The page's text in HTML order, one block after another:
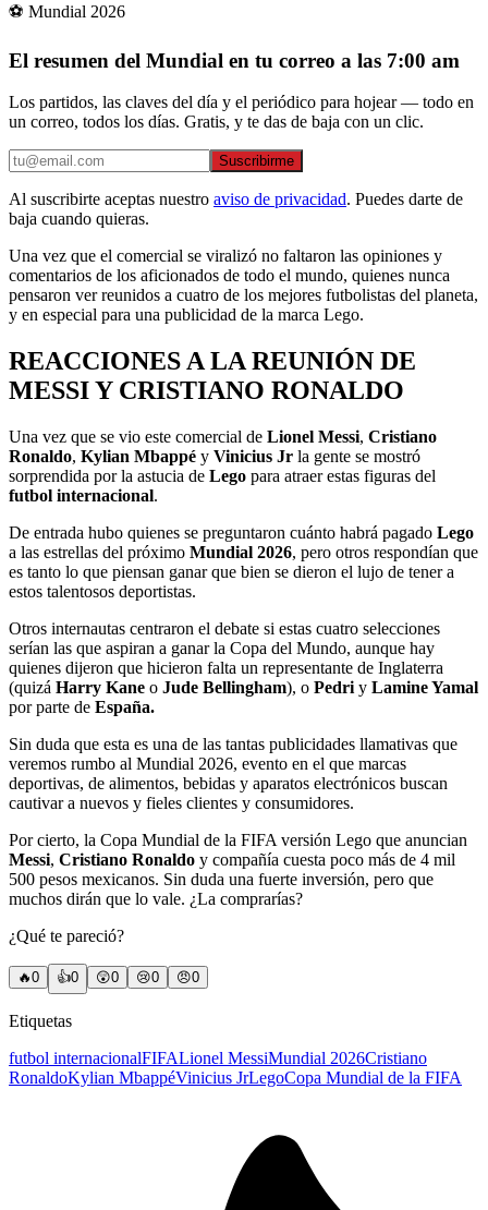
⚽ Mundial 2026
El resumen del Mundial en tu correo a las 7:00 am
Los partidos, las claves del día y el periódico para hojear — todo en
un correo, todos los días. Gratis, y te das de baja con un clic.
Suscribirme
Al suscribirte aceptas nuestro aviso de privacidad. Puedes darte de
baja cuando quieras.
Una vez que el comercial se viralizó no faltaron las opiniones y
comentarios de los aficionados de todo el mundo, quienes nunca
pensaron ver reunidos a cuatro de los mejores futbolistas del planeta,
y en especial para una publicidad de la marca Lego.
REACCIONES A LA REUNIÓN DE
MESSI Y CRISTIANO RONALDO
Una vez que se vio este comercial de Lionel Messi, Cristiano
Ronaldo, Kylian Mbappé y Vinicius Jr la gente se mostró
sorprendida por la astucia de Lego para atraer estas figuras del
futbol internacional.
De entrada hubo quienes se preguntaron cuánto habrá pagado Lego
a las estrellas del próximo Mundial 2026, pero otros respondían que
es tanto lo que piensan ganar que bien se dieron el lujo de tener a
estos talentosos deportistas.
Otros internautas centraron el debate si estas cuatro selecciones
serían las que aspiran a ganar la Copa del Mundo, aunque hay
quienes dijeron que hicieron falta un representante de Inglaterra
(quizá Harry Kane o Jude Bellingham), o Pedri y Lamine Yamal
por parte de España.
Sin duda que esta es una de las tantas publicidades llamativas que
veremos rumbo al Mundial 2026, evento en el que marcas
deportivas, de alimentos, bebidas y aparatos electrónicos buscan
cautivar a nuevos y fieles clientes y consumidores.
Por cierto, la Copa Mundial de la FIFA versión Lego que anuncian
Messi, Cristiano Ronaldo y compañía cuesta poco más de 4 mil
500 pesos mexicanos. Sin duda una fuerte inversión, pero que
muchos dirán que lo vale. ¿La comprarías?
¿Qué te pareció?
🔥0 👍0 😲0 😢0 😠0
Etiquetas
futbol internacionalFIFALionel MessiMundial 2026Cristiano
RonaldoKylian MbappéVinicius JrLegoCopa Mundial de la FIFA